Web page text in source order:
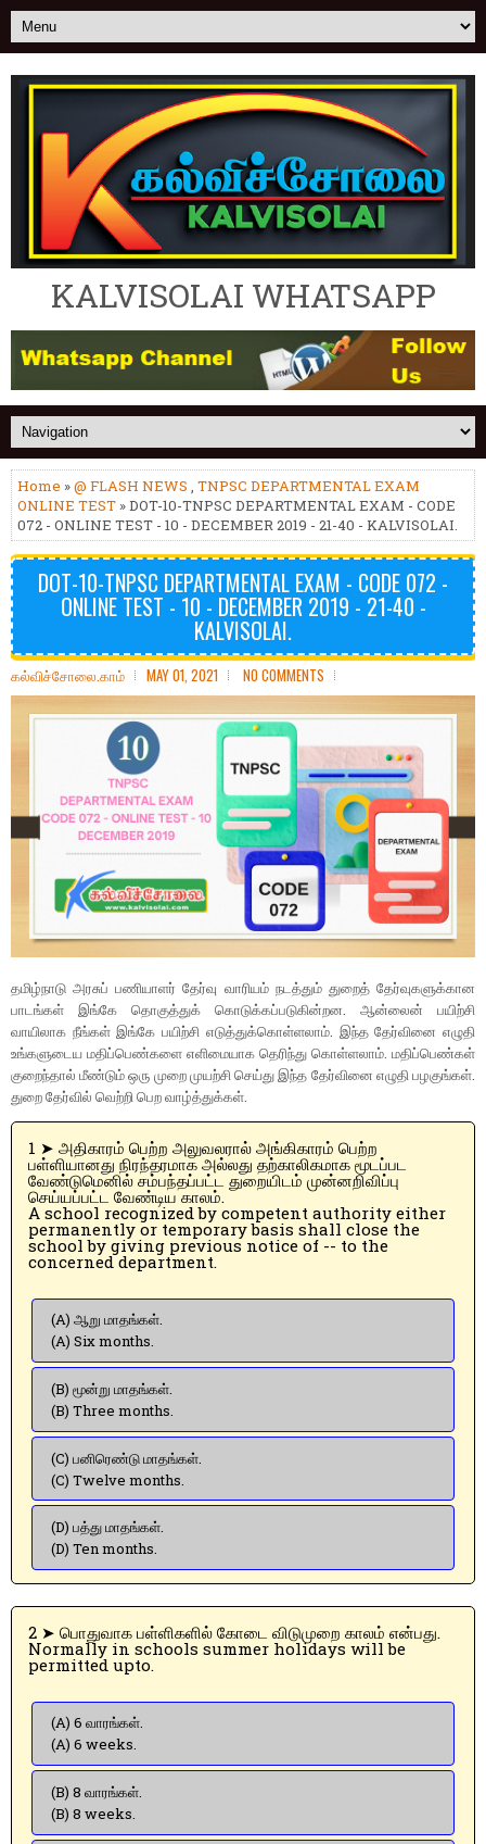
KALVISOLAI WHATSAPP
Home »@ FLASH NEWS , TNPSC DEPARTMENTAL EXAM
ONLINE TEST » DOT-10-TNPSC DEPARTMENTAL EXAM - CODE
072 - ONLINE TEST - 10 - DECEMBER 2019 - 21-40 - KALVISOLAI.
DOT-10-TNPSC DEPARTMENTAL EXAM - CODE 072 -
ONLINE TEST - 10 - DECEMBER 2019 - 21-40 -
KALVISOLAI.
கல்விச்சோலை.காம் MAY 01, 2021 NO COMMENTS
தமிழ்நாடு அரசுப் பணியாளர் தேர்வு வாரியம் நடத்தும் துறைத் தேர்வுகளுக்கான
பாடங்கள் இங்கே தொகுத்துக் கொடுக்கப்படுகின்றன. ஆன்லைன் பயிற்சி
வாயிலாக நீங்கள் இங்கே பயிற்சி எடுத்துக்கொள்ளலாம். இந்த தேர்வினை எழுதி
உங்களுடைய மதிப்பெண்களை எளிமையாக தெரிந்து கொள்ளலாம். மதிப்பெண்கள்
குறைந்தால் மீண்டும் ஒரு முறை முயற்சி செய்து இந்த தேர்வினை எழுதி பழகுங்கள்.
துறை தேர்வில் வெற்றி பெற வாழ்த்துக்கள்.
1 ➤ அதிகாரம் பெற்ற அலுவலரால் அங்கிகாரம் பெற்ற
பள்ளியானது நிரந்தரமாக அல்லது தற்காலிகமாக மூடப்பட
வேண்டுமெனில் சம்பந்தப்பட்ட துறையிடம் முன்னறிவிப்பு
செய்யப்பட்ட வேண்டிய காலம்.
A school recognized by competent authority either
permanently or temporary basis shall close the
school by giving previous notice of -- to the
concerned department.
(A) ஆறு மாதங்கள்.
(A) Six months.
(B) மூன்று மாதங்கள்.
(B) Three months.
(C) பனிரெண்டு மாதங்கள்.
(C) Twelve months.
(D) பத்து மாதங்கள்.
(D) Ten months.
2 ➤ பொதுவாக பள்ளிகளில் கோடை விடுமுறை காலம் என்பது.
Normally in schools summer holidays will be
permitted upto.
(A) 6 வாரங்கள்.
(A) 6 weeks.
(B) 8 வாரங்கள்.
(B) 8 weeks.